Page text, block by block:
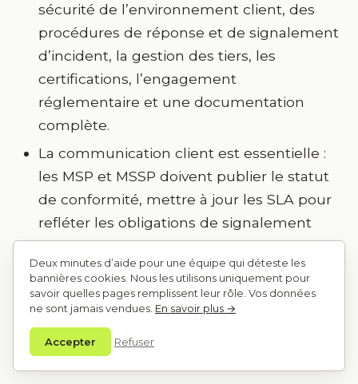
sécurité de l’environnement client, des
procédures de réponse et de signalement
d’incident, la gestion des tiers, les
certifications, l’engagement
réglementaire et une documentation
complète.
La communication client est essentielle :
les MSP et MSSP doivent publier le statut
de conformité, mettre à jour les SLA pour
refléter les obligations de signalement
d’incident, fournir des preuves d’audit et
clarifier les responsabilités en cas
d’incident.
Deux minutes d’aide pour une équipe qui déteste les
bannières cookies. Nous les utilisons uniquement pour
savoir quelles pages remplissent leur rôle. Vos données
ne sont jamais vendues. En savoir plus →
Accepter Refuser